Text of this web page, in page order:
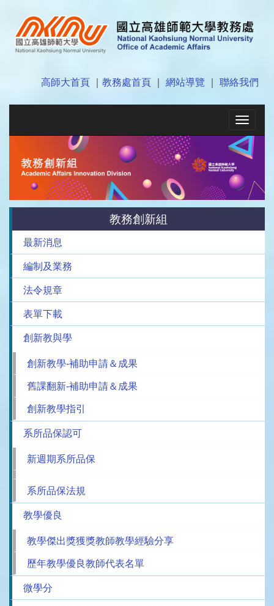
高師大首頁 教務處首頁 網站導覽 聯絡我們
Toggle
教務創新組
最新消息
編制及業務
法令規章
表單下載
創新教與學
創新教學-補助申請＆成果
舊課翻新-補助申請＆成果
創新教學指引
系所品保認可
新週期系所品保
系所品保法規
教學優良
教學傑出獎獲獎教師教學經驗分享
歷年教學優良教師代表名單
微學分